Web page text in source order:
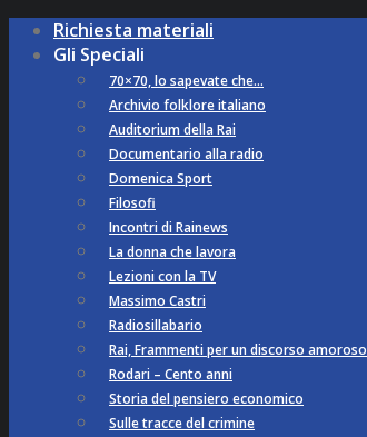
Richiesta materiali
Gli Speciali
70×70, lo sapevate che…
Archivio folklore italiano
Auditorium della Rai
Documentario alla radio
Domenica Sport
Filosofi
Incontri di Rainews
La donna che lavora
Lezioni con la TV
Massimo Castri
Radiosillabario
Rai, Frammenti per un discorso amoroso
Rodari – Cento anni
Storia del pensiero economico
Sulle tracce del crimine